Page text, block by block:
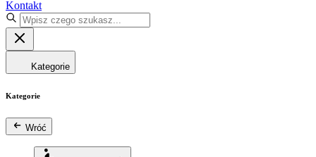
Kontakt
Kategorie
Kategorie
Wróć